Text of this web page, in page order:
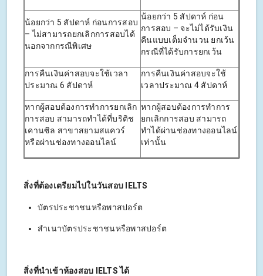
น้อยกว่า 5 สัปดาห์ ก่อนการสอบ
– ไม่สามารถยกเลิกการสอบได้
นอกจากกรณีพิเศษ
น้อยกว่า 5 สัปดาห์ ก่อน
การสอบ – จะไม่ได้รับเงิน
คืนแบบเต็มจำนวน ยกเว้น
กรณีที่ได้รับการยกเว้น
การคืนเงินค่าสอบจะใช้เวลา
ประมาณ 6 สัปดาห์
การคืนเงินค่าสอบจะใช้
เวลาประมาณ 4 สัปดาห์
หากผู้สอบต้องการทำการยกเลิก
การสอบ สามารถทำได้ที่บริติช
เคานซิล สาขาสยามสแควร์
หรือผ่านช่องทางออนไลน์
หากผู้สอบต้องการทำการ
ยกเลิกการสอบ สามารถ
ทำได้ผ่านช่องทางออนไลน์
เท่านั้น
สิ่งที่ต้องเตรียมไปในวันสอบ IELTS
บัตรประชาชนหรือพาสปอร์ต
สำเนาบัตรประชาชนหรือพาสปอร์ต
สิ่งที่นำเข้าห้องสอบ IELTS ได้